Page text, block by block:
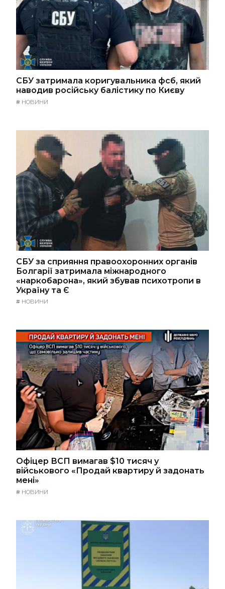
СБУ затримала коригувальника фсб, який
наводив російську балістику по Києву
# НОВИНИ
СБУ за сприяння правоохоронних органів
Болгарії затримала міжнародного
«наркобарона», який збував психотропи в
Україну та Є
# НОВИНИ
Офіцер ВСП вимагав $10 тисяч у
військового «Продай квартиру й задонать
мені»
# НОВИНИ